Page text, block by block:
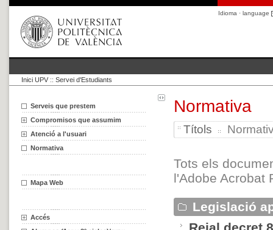
Idioma · language
Inici UPV :: Servei d'Estudiants
Serveis que prestem
Compromisos que assumim
Atenció a l'usuari
Normativa
Mapa Web
Accés
Normativa
Títols
Tots els
l'Adobe Acrobat
Legislació